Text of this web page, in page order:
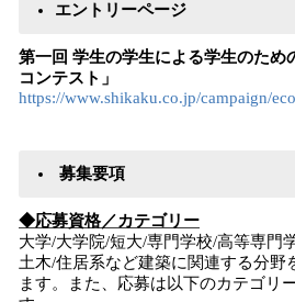
エントリーページ
第一回 学生の学生による学生のため
コンテスト」
https://www.shikaku.co.jp/campaign/
募集要項
◆応募資格／カテゴリー
大学/大学院/短大/専門学校/高等専門
土木/住居系など建築に関連する分野
ます。また、応募は以下のカテゴリ